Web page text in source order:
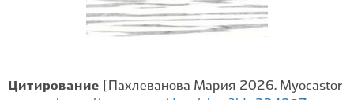
Цитирование
[Пахлеванова Мария 2026. Myocastor